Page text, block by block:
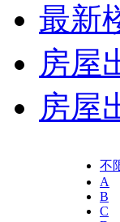
最新
房屋
房屋
不
A
B
C